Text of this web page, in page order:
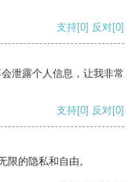
支持[0] 反对[0]
泄露个人信息，让我非常
支持[0] 反对[0]
的隐私和自由。